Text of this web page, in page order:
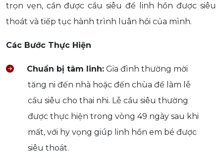
trọn vẹn, cần được cầu siêu để linh hồn được siêu
thoát và tiếp tục hành trình luân hồi của mình.
Các Bước Thực Hiện
Chuẩn bị tâm linh: Gia đình thường mời
tăng ni đến nhà hoặc đến chùa để làm lễ
cầu siêu cho thai nhi. Lễ cầu siêu thường
được thực hiện trong vòng 49 ngày sau khi
mất, với hy vọng giúp linh hồn em bé được
siêu thoát.